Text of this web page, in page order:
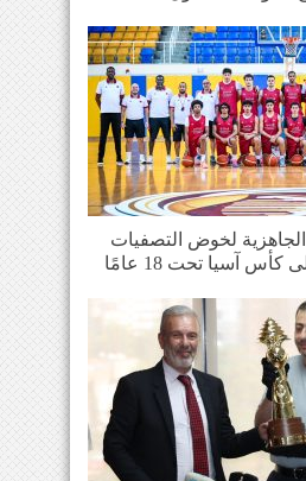
لخوض التصفيات
آسيا تحت 18 عامًا